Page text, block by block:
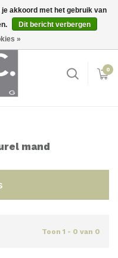
Inloggen
0
mand
Toon 1 - 0 van 0
akkoord met het gebruik van
Dit bericht verbergen
»